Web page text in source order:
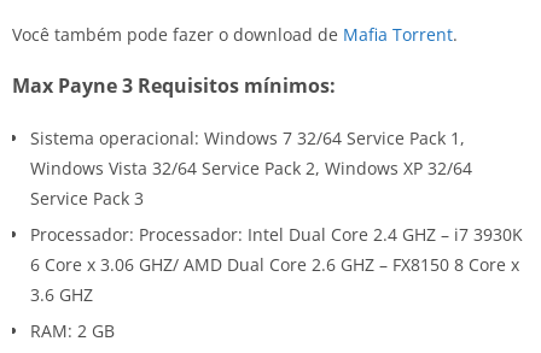
Você também pode fazer o download de Mafia Torrent.
Max Payne 3 Requisitos mínimos:
Sistema operacional: Windows 7 32/64 Service Pack 1,
Windows Vista 32/64 Service Pack 2, Windows XP 32/64
Service Pack 3
Processador: Processador: Intel Dual Core 2.4 GHZ – i7 3930K
6 Core x 3.06 GHZ/ AMD Dual Core 2.6 GHZ – FX8150 8 Core x
3.6 GHZ
RAM: 2 GB